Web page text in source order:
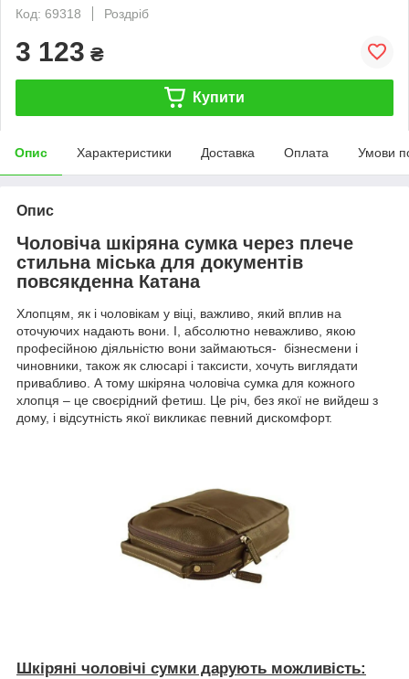
Код: 69318
Роздріб
3 123 ₴
Купити
Опис Характеристики Доставка Оплата Умови
Опис
Чоловіча шкіряна сумка через плече
стильна міська для документів
повсякденна Катана
Хлопцям, як і чоловікам у віці, важливо, який вплив на
оточуючих надають вони. І, абсолютно неважливо, якою
професійною діяльністю вони займаються- бізнесмени і
чиновники, також як слюсарі і таксисти, хочуть виглядати
привабливо. А тому шкіряна чоловіча сумка для кожного
хлопця – це своєрідний фетиш. Це річ, без якої не вийдеш з
дому, і відсутність якої викликає певний дискомфорт.
Шкіряні чоловічі сумки дарують можливість: